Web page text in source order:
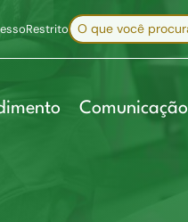
RestritoBuscar no site
Comunicação